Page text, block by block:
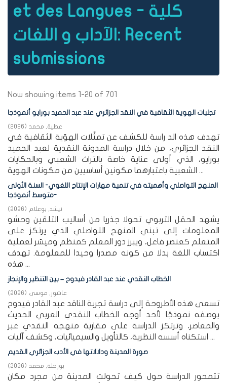
et des Langues - كلية
الآداب و اللغات: Recent
submissions
Now showing items 1-20 of 701
تجليات الهوية الثقافية في النقد الجزائري عند عبد الحميد بورايو أنموذجا
عطية, محمد (
2026
)
تهدف هذه الد راسة للكشف عن تمثّلات الهوّية الثقافية في
النقد الجزائري، من خلال دراسة المدونة النقدية لعبد الحميد
بورايو، الذي أولى عناية خاصة بالتراث الشعبي وبالحكايات
الشعبية باعتبارهما مكونين أساسيين من مكونات الهوية ...
المنهج التواصلي وأهميته في تنمية مهارات الإنتاج اللغوي- السنة الأولى
متوسط أنموذجا-
نيشد, بوعلام (
2026
)
يشهد الحقل التربوي تحولا جذريا من أساليب التلقين وحشو
المعلومات إلى تبني المنهج التواصلي الذي يرتكز على
المتعلم كعنصر فاعل، ويبرز دور المعلم كمنظم وميسّر لعملية
اكتساب اللغة بدلا من كونه مصدرا وحيدا للمعلومة. تهدف
هذه ...
الخطاب النقدي عند عبد القادر فيدوح – بين التنظير والإنجاز
عاشور, موسى (
2026
)
تسعى هذه الأطروحة إلى دراسة تجربة الناقد عبد القادر فيدوح
بوصفه نموذجًا لأحد أوجه الخطاب النقدي العربي الحديث
والمعاصر، وترتكز الدراسة على مقاربة منهجه النقدي عبر
استكناه أسسه النظرية، كالتأويل والسيميائيات، وكشف آليات ...
صورة المدينة ودلالاتها في الأدب الجزائري القديم
بورحلة, محمد (
2026
)
تتمحور الدراسة حول كيف تحولت المدينة من مجرد مكان